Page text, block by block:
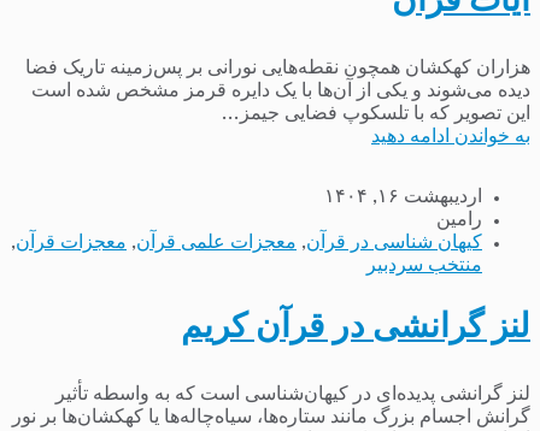
هزاران کهکشان همچون نقطه‌هایی نورانی بر پس‌زمینه تاریک فضا
دیده می‌شوند و یکی از آن‌ها با یک دایره قرمز مشخص شده است
این تصویر که با تلسکوپ فضایی جیمز...
به خواندن ادامه دهید
اردیبهشت ۱۶, ۱۴۰۴
رامین
کیهان شناسی در قرآن, معجزات علمی قرآن, معجزات قرآن,
منتخب سردبیر
لنز گرانشی در قرآن کریم
لنز گرانشی پدیده‌ای در کیهان‌شناسی است که به واسطه تأثیر
گرانش اجسام بزرگ مانند ستاره‌ها، سیاه‌چاله‌ها یا کهکشان‌ها بر نور